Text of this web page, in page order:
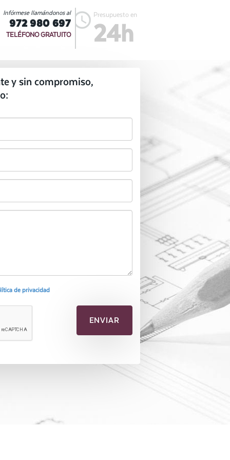
Presupuesto en
24h
Infórmese llamándonos al
972 980 697
TELÉFONO GRATUITO
y sin compromiso,
de privacidad